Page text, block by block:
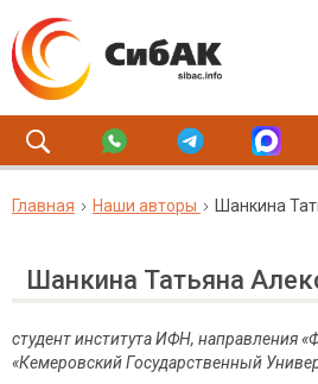
Главная Наши авторы Шанкина
Шанкина Татьяна
студент института ИФН, направления
«Кемеровский Государственный